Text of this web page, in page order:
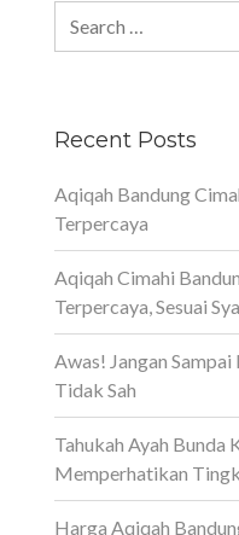
Recent Posts
Aqiqah Bandung
Terpercaya
Aqiqah Cimahi
Terpercaya, Sesuai
Awas! Jangan
Tidak Sah
Tahukah Ayah Bunda
Memperhatikan
Harga Aqiqah